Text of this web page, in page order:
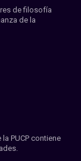
de filosofía
de la
PUCP contiene